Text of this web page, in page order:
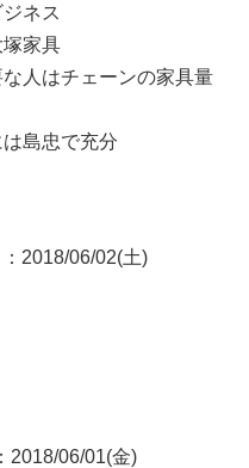
ネス
家具
人はチェーンの家具量
島忠で充分
：2018/06/02(土)
：2018/06/01(金)